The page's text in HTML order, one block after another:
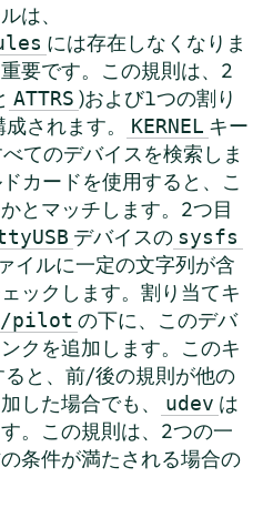
は、
には存在しなくなりま
要です。この規則は、2
ATTRS )および1つの割り
されます。 KERNEL キー
てのデバイスを検索しま
カードを使用すると、こ
とマッチします。2つ目
デバイスの sysfs
イルに一定の文字列が含
ックします。割り当てキ
pilot の下に、このデバ
クを追加します。このキ
ると、前/後の規則が他の
した場合でも、
udev は
。この規則は、2つの一
条件が満たされる場合の